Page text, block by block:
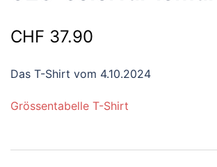
CHF 37.90
Das T-Shirt vom 4.10.2024
Grössentabelle T-Shirt